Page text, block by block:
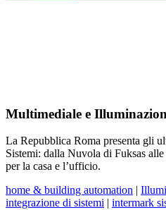
Multimediale e
La Repubblica Roma presenta gli
Sistemi: dalla Nuvola di Fuksas
per la casa e l’ufficio.
home & building automation |
integrazione di sistemi | intermark